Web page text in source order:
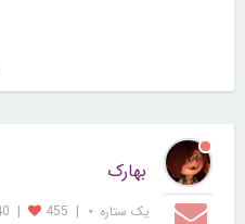
بهارک
یک ستاره ⋆ |
455
|